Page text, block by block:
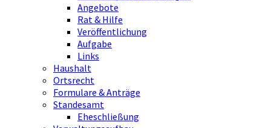
Angebote
Rat & Hilfe
Veröffentlichung
Aufgabe
Links
Haushalt
Ortsrecht
Formulare & Anträge
Standesamt
Eheschließung